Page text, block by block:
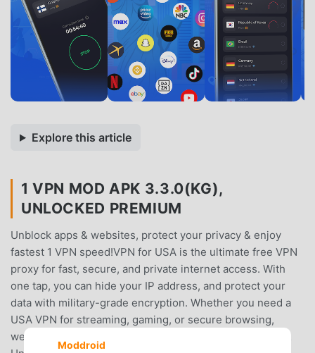
Explore this article
1 VPN MOD APK 3.3.0(KG),
UNLOCKED PREMIUM
Unblock apps & websites, protect your privacy & enjoy
fastest 1 VPN speed!VPN for USA is the ultimate free VPN
proxy for fast, secure, and private internet access. With
one tap, you can hide your IP address, and protect your
data with military-grade encryption. Whether you need a
USA VPN for streaming, gaming, or secure browsing,
we've got you covered!🚀 Why 1 VPN for USA?✅ Free &
Moddroid